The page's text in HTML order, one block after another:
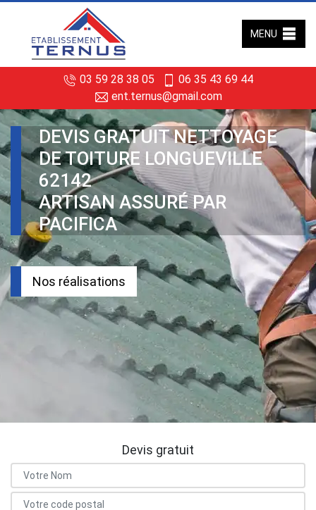
03 59 28 38 05
06 35 43 69 44
ent.ternus@gmail.com
MENU
DEVIS GRATUIT NETTOYAGE
DE TOITURE LONGUEVILLE
62142
ARTISAN ASSURÉ PAR
PACIFICA
Nos réalisations
Devis gratuit